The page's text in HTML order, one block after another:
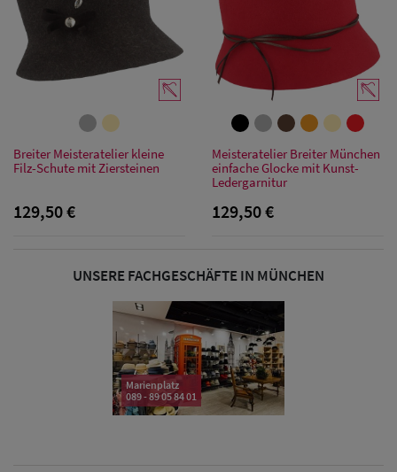
Baseball Caps
Schutz Caps
Damen
Bandana Caps
Sonnenschilder
Damen
Snapback Caps
Damen Caps
Großgrößen
Breiter Meisteratelier kleine
Filz-Schute mit Ziersteinen
129,50 €
Meisteratelier Breiter München
einfache Glocke mit Kunst-
Ledergarnitur
129,50 €
UNSERE FACHGESCHÄFTE IN MÜNCHEN
Marienplatz
089 - 89 05 84 01